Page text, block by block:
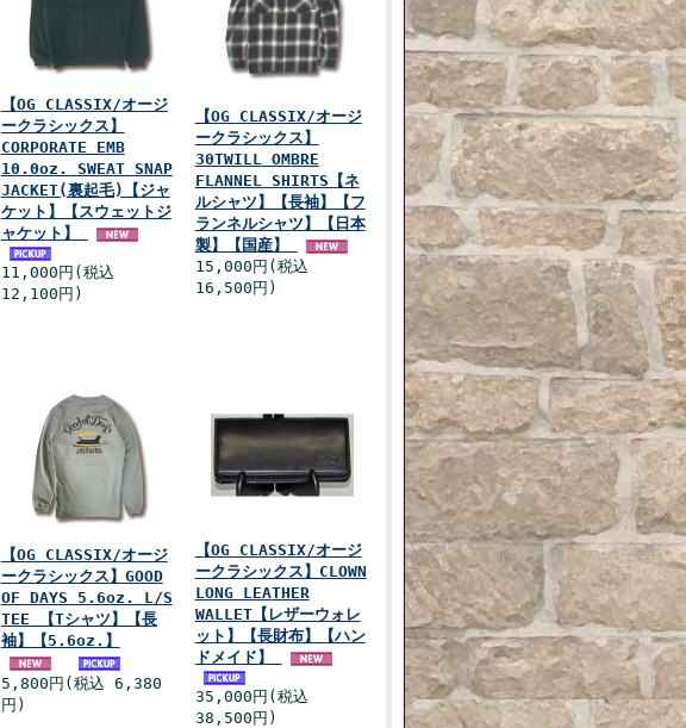
【OG CLASSIX/オージ
ークラシックス】
CORPORATE EMB
10.0oz. SWEAT SNAP
JACKET(裏起毛)【ジャ
ケット】【スウェットジ
ャケット】
11,000円(税込
12,100円)
【OG CLASSIX/オージ
ークラシックス】
30TWILL OMBRE
FLANNEL SHIRTS【ネ
ルシャツ】【長袖】【フ
ランネルシャツ】【日本
製】【国産】
15,000円(税込
16,500円)
【OG CLASSIX/オージ
ークラシックス】GOOD
OF DAYS 5.6oz. L/S
TEE 【Tシャツ】【長
袖】【5.6oz.】
5,800円(税込 6,380
円)
【OG CLASSIX/オージ
ークラシックス】CLOWN
LONG LEATHER
WALLET【レザーウォレ
ット】【長財布】【ハン
ドメイド】
35,000円(税込
38,500円)